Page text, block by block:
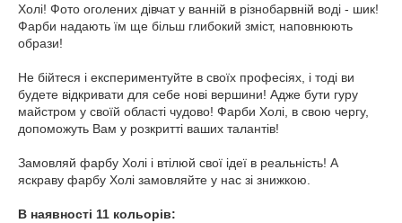
Холі! Фото оголених дівчат у ванній в різнобарвній воді - шик!
Фарби надають їм ще більш глибокий зміст, наповнюють
образи!
Не бійтеся і експериментуйте в своїх професіях, і тоді ви
будете відкривати для себе нові вершини! Адже бути гуру
майстром у своїй області чудово! Фарби Холі, в свою чергу,
допоможуть Вам у розкритті ваших талантів!
Замовляй фарбу Холі і втілюй свої ідеї в реальність! А
яскраву фарбу Холі замовляйте у нас зі знижкою.
В наявності 11 кольорів: